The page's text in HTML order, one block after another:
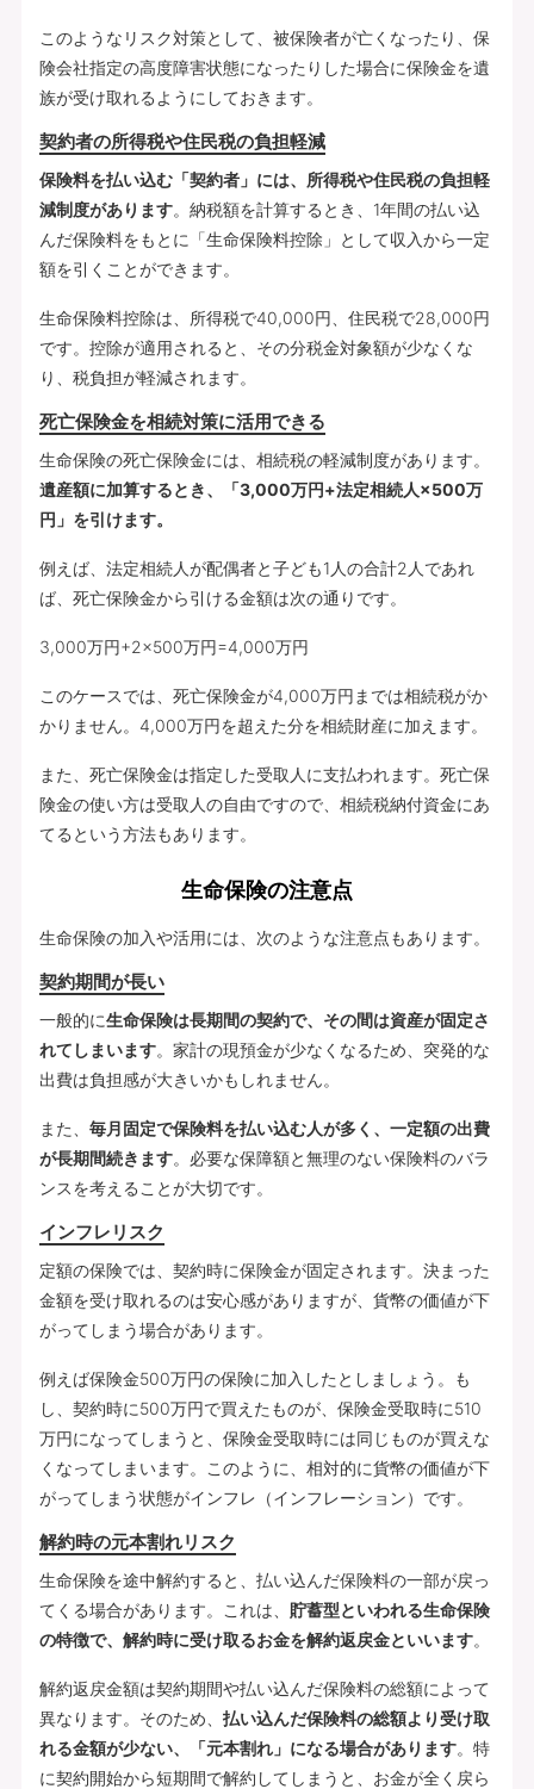
このようなリスク対策として、被保険者が亡くなったり、保
険会社指定の高度障害状態になったりした場合に保険金を遺
族が受け取れるようにしておきます。
契約者の所得税や住民税の負担軽減
保険料を払い込む「契約者」には、所得税や住民税の負担軽
減制度があります。納税額を計算するとき、1年間の払い込
んだ保険料をもとに「生命保険料控除」として収入から一定
額を引くことができます。
生命保険料控除は、所得税で40,000円、住民税で28,000円
です。控除が適用されると、その分税金対象額が少なくな
り、税負担が軽減されます。
死亡保険金を相続対策に活用できる
生命保険の死亡保険金には、相続税の軽減制度があります。
遺産額に加算するとき、「3,000万円+法定相続人×500万
円」を引けます。
例えば、法定相続人が配偶者と子ども1人の合計2人であれ
ば、死亡保険金から引ける金額は次の通りです。
3,000万円+2×500万円=4,000万円
このケースでは、死亡保険金が4,000万円までは相続税がか
かりません。4,000万円を超えた分を相続財産に加えます。
また、死亡保険金は指定した受取人に支払われます。死亡保
険金の使い方は受取人の自由ですので、相続税納付資金にあ
てるという方法もあります。
生命保険の注意点
生命保険の加入や活用には、次のような注意点もあります。
契約期間が長い
一般的に生命保険は長期間の契約で、その間は資産が固定さ
れてしまいます。家計の現預金が少なくなるため、突発的な
出費は負担感が大きいかもしれません。
また、 毎月固定で保険料を払い込む人が多く、一定額の出費
が長期間続きます。必要な保障額と無理のない保険料のバラ
ンスを考えることが大切です。
インフレリスク
定額の保険では、契約時に保険金が固定されます。決まった
金額を受け取れるのは安心感がありますが、貨幣の価値が下
がってしまう場合があります。
例えば保険金500万円の保険に加入したとしましょう。も
し、契約時に500万円で買えたものが、保険金受取時に510
万円になってしまうと、保険金受取時には同じものが買えな
くなってしまいます。このように、相対的に貨幣の価値が下
がってしまう状態がインフレ（インフレーション）です。
解約時の元本割れリスク
生命保険を途中解約すると、払い込んだ保険料の一部が戻っ
てくる場合があります。これは、 貯蓄型といわれる生命保険
の特徴で、解約時に受け取るお金を解約返戻金といいます。
解約返戻金額は契約期間や払い込んだ保険料の総額によって
異なります。そのため、 払い込んだ保険料の総額より受け取
れる金額が少ない、「元本割れ」になる場合があります。特
に契約開始から短期間で解約してしまうと、お金が全く戻ら